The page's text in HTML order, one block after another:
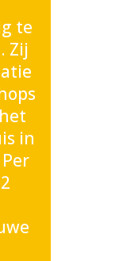
te
Zij
in